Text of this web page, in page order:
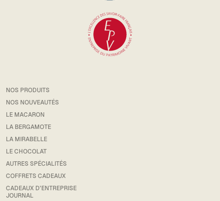
NOS PRODUITS
NOS NOUVEAUTÉS
LE MACARON
LA BERGAMOTE
LA MIRABELLE
LE CHOCOLAT
AUTRES SPÉCIALITÉS
COFFRETS CADEAUX
CADEAUX D’ENTREPRISE
JOURNAL